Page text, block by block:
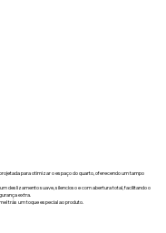
para otimizar o espaço do quarto, oferecendo um tampo
deslizamento suave, silencioso e com abertura total, facilitando o
extra.
trás um toque especial ao produto.